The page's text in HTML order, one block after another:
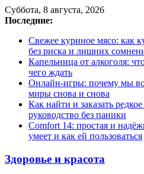
Суббота, 8 августа, 2026
Последние:
Свежее куриное мясо: как
без риска и лишних
Капельница от алкоголя:
чего ждать
Онлайн-игры: почему мы
миры снова и снова
Как найти и заказать
руководство без паники
Comfort 14: простая и
умеет и как ей пользоваться
Здоровье и красота